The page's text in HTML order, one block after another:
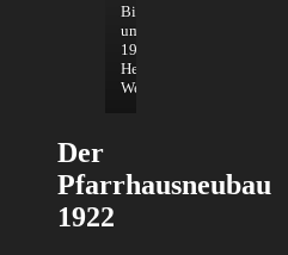
Biergarten
um
1910;
Heimatmuseum
Weißenhorn
Der
Pfarrhausneubau
1922